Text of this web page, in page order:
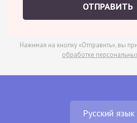
ОТПРАВИТЬ
Нажимая на кнопку «Отправить», вы
обработке
Русский язык